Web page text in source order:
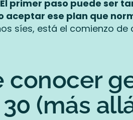
El primer paso puede ser
aceptar ese plan que
síes, está el comienzo de
conocer
(más